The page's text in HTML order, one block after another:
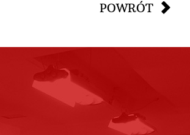
POWRÓT